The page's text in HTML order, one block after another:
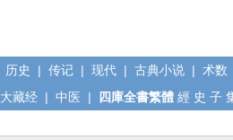
历史 | 传记 | 现代 | 古典小说 | 术数
大藏经 | 中医 | 四庫全書繁體 經 史 子